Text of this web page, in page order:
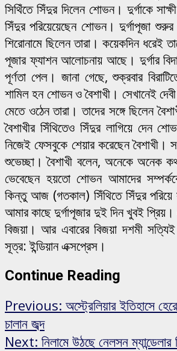
সিথিঁতে সিঁদুর দিলেন শোভন। দুর্গাকে
সিঁদুর পরিয়েয়েছেন শোভন। দুর্গাপূজা
শিরোনামে ছিলেন তারা। কয়েকদিন ধরেই
পূজার ফ্যাশন আলোচনায় আছে। দুর্গার
পূর্ণতা পেল। জানা গেছে, শুক্রবার
শামিল হন শোভন ও বৈশাখী। সেখানেই
মেতে ওঠেন তারা। তাদের সঙ্গে ছিলেন
বৈশাখীর সিঁথিতেও সিঁদুর লাগিয়ে দেন
নিজেই ফেসবুকে শেয়ার করেছেন বৈশাখী।
শুভেচ্ছা। বৈশাখী বলেন, অনেকে অনেক
ভেবেছেন হয়তো শোভন আমাদের
কিন্তু আজ (গতকাল) সিঁথিতে সিঁদুর পরিয়ে
আমার কাছে দুর্গাপূজার দুই দিন খুবই
বিজয়া। আর এবারের বিজয়া দশমী
সূত্র: ইন্ডিয়ান এক্সপ্রেস।
Continue Reading
Previous: অস্ট্রেলিয়ার ইতিহাসে
চালান জব্দ
Next: নিলামে উঠছে নেলসন ম্যান্ডেলার